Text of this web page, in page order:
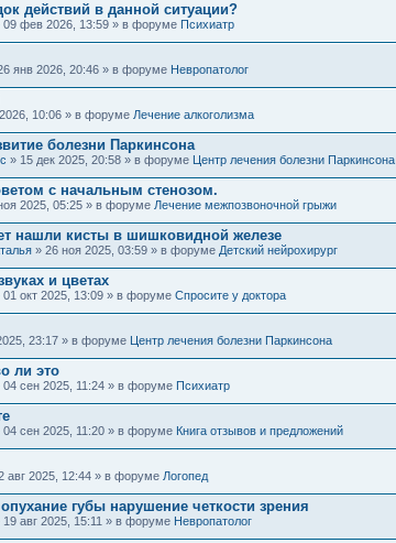
действий в данной ситуации?
09 фев 2026, 13:59 » в форуме Психиатр
янв 2026, 20:46 » в форуме Невропатолог
10:06 » в форуме Лечение алкоголизма
болезни Паркинсона
» 15 дек 2025, 20:58 » в форуме Центр лечения болезни Паркинсона
с начальным стенозом.
2025, 05:25 » в форуме Лечение межпозвоночной грыжи
нашли кисты в шишковидной железе
» 26 ноя 2025, 03:59 » в форуме Детский нейрохирург
и цветах
01 окт 2025, 13:09 » в форуме Спросите у доктора
23:17 » в форуме Центр лечения болезни Паркинсона
ли это
04 сен 2025, 11:24 » в форуме Психиатр
04 сен 2025, 11:20 » в форуме Книга отзывов и предложений
авг 2025, 12:44 » в форуме Логопед
губы нарушение четкости зрения
19 авг 2025, 15:11 » в форуме Невропатолог